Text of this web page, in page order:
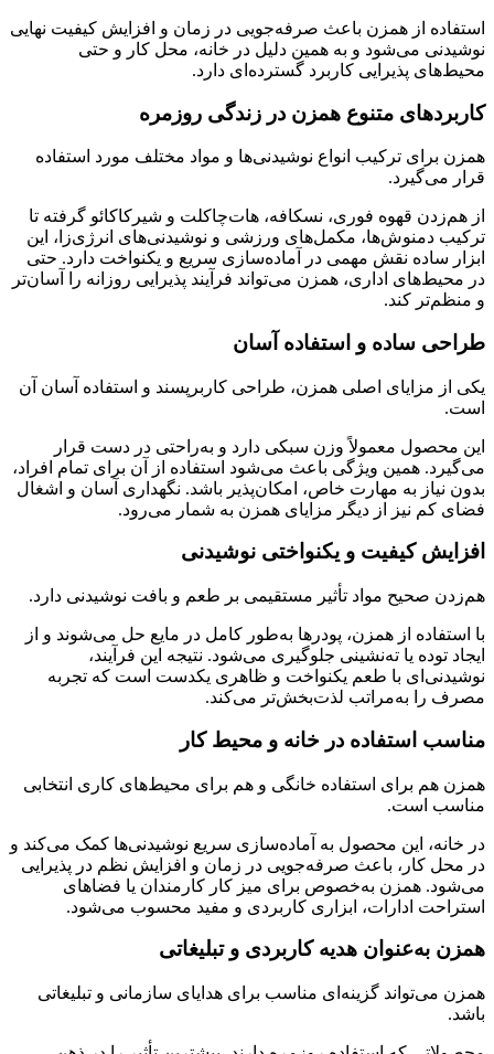
استفاده از همزن باعث صرفه‌جویی در زمان و افزایش کیفیت نهایی
نوشیدنی می‌شود و به همین دلیل در خانه، محل کار و حتی
محیط‌های پذیرایی کاربرد گسترده‌ای دارد.
کاربردهای متنوع همزن در زندگی روزمره
همزن برای ترکیب انواع نوشیدنی‌ها و مواد مختلف مورد استفاده
قرار می‌گیرد.
از هم‌زدن قهوه فوری، نسکافه، هات‌چاکلت و شیرکاکائو گرفته تا
ترکیب دمنوش‌ها، مکمل‌های ورزشی و نوشیدنی‌های انرژی‌زا، این
ابزار ساده نقش مهمی در آماده‌سازی سریع و یکنواخت دارد. حتی
در محیط‌های اداری، همزن می‌تواند فرآیند پذیرایی روزانه را آسان‌تر
و منظم‌تر کند.
طراحی ساده و استفاده آسان
یکی از مزایای اصلی همزن، طراحی کاربرپسند و استفاده آسان آن
است.
این محصول معمولاً وزن سبکی دارد و به‌راحتی در دست قرار
می‌گیرد. همین ویژگی باعث می‌شود استفاده از آن برای تمام افراد،
بدون نیاز به مهارت خاص، امکان‌پذیر باشد. نگهداری آسان و اشغال
فضای کم نیز از دیگر مزایای همزن به شمار می‌رود.
افزایش کیفیت و یکنواختی نوشیدنی
هم‌زدن صحیح مواد تأثیر مستقیمی بر طعم و بافت نوشیدنی دارد.
با استفاده از همزن، پودرها به‌طور کامل در مایع حل می‌شوند و از
ایجاد توده یا ته‌نشینی جلوگیری می‌شود. نتیجه این فرآیند،
نوشیدنی‌ای با طعم یکنواخت و ظاهری یکدست است که تجربه
مصرف را به‌مراتب لذت‌بخش‌تر می‌کند.
مناسب استفاده در خانه و محیط کار
همزن هم برای استفاده خانگی و هم برای محیط‌های کاری انتخابی
مناسب است.
در خانه، این محصول به آماده‌سازی سریع نوشیدنی‌ها کمک می‌کند و
در محل کار، باعث صرفه‌جویی در زمان و افزایش نظم در پذیرایی
می‌شود. همزن به‌خصوص برای میز کار کارمندان یا فضاهای
استراحت ادارات، ابزاری کاربردی و مفید محسوب می‌شود.
همزن به‌عنوان هدیه کاربردی و تبلیغاتی
همزن می‌تواند گزینه‌ای مناسب برای هدایای سازمانی و تبلیغاتی
باشد.